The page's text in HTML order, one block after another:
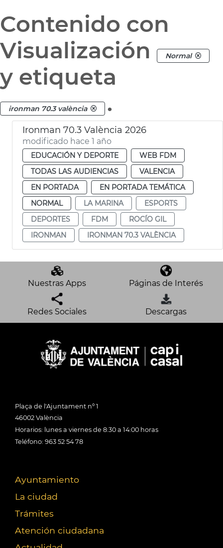
Contenido con
Visualización
Normal
y etiqueta
ironman 70.3 valència .
Ironman 70.3 València 2026
modificado hace 1 año
EDUCACIÓN Y DEPORTE
WEB FDM
TODAS LAS AUDIENCIAS
VALENCIA
EN PORTADA
EN PORTADA TEMÁTICA
NORMAL
LA MARINA
ESPORTS
DEPORTES
FDM
ROCÍO GIL
IRONMAN
IRONMAN 70.3 VALÈNCIA
Nuestras Apps Páginas de Interés
Redes Sociales Descargas
Plaça de l'Ajuntament nº 1
46002 València
Horarios: lunes a viernes de 8:30 a 14:00 horas
Teléfono: 963 52 54 78
Ayuntamiento
La ciudad
Trámites
Atención ciudadana